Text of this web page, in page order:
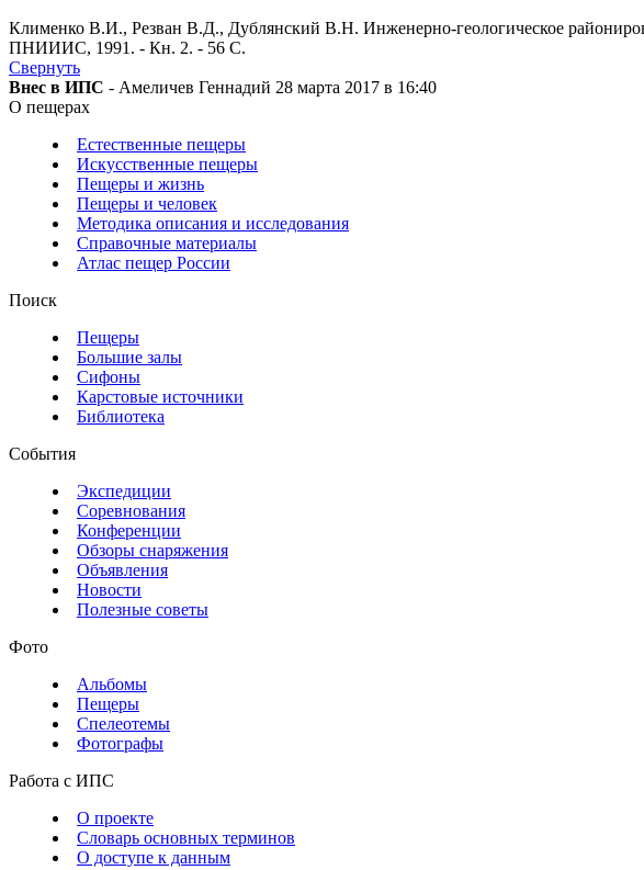
Клименко В.И., Резван В.Д., Дублянский В.Н. Инженерно-геологическое
ПНИИИС, 1991. - Кн. 2. - 56 С.
Свернуть
Внес в ИПС - Амеличев Геннадий 28 марта 2017 в 16:40
О пещерах
Естественные пещеры
Искусственные пещеры
Пещеры и жизнь
Пещеры и человек
Методика описания и исследования
Справочные материалы
Атлас пещер России
Поиск
Пещеры
Большие залы
Сифоны
Карстовые источники
Библиотека
События
Экспедиции
Соревнования
Конференции
Обзоры снаряжения
Объявления
Новости
Полезные советы
Фото
Альбомы
Пещеры
Спелеотемы
Фотографы
Работа с ИПС
О проекте
Словарь основных терминов
О доступе к данным